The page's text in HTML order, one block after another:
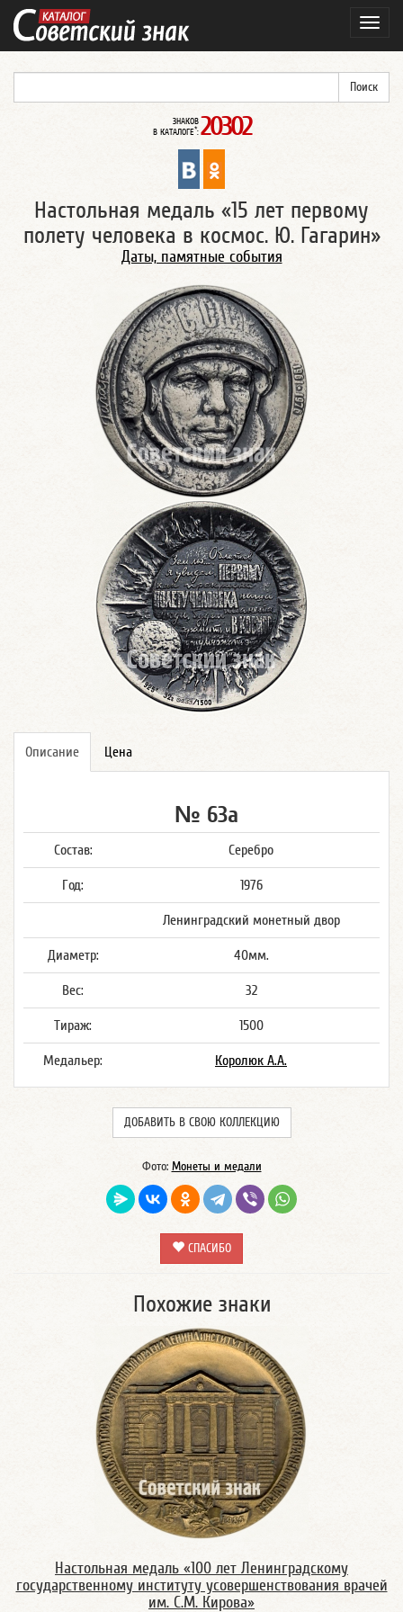
ЗНАКОВ
В КАТАЛОГЕ*: 20302
Настольная медаль «15 лет первому
полету человека в космос. Ю. Гагарин»
Даты, памятные события
Описание Цена
№ 63а
Состав: Серебро
Год: 1976
Ленинградский монетный двор
Диаметр: 40мм.
Вес: 32
Тираж: 1500
Медальер: Королюк А.А.
ДОБАВИТЬ В СВОЮ КОЛЛЕКЦИЮ
Фото: Монеты и медали
СПАСИБО
Похожие знаки
Настольная медаль «100 лет Ленинградскому
государственному институту усовершенствования врачей
им. С.М. Кирова»